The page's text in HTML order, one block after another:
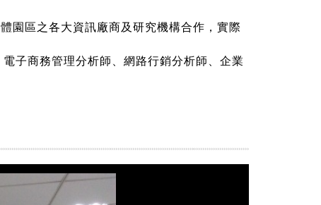
園區之各大資訊廠商及研究機構合作，實際
子商務管理分析師、網路行銷分析師、企業